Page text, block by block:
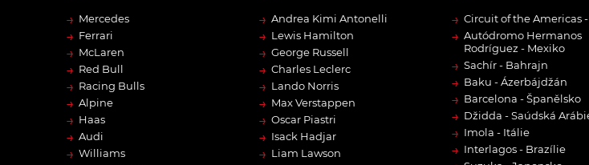
→ Mercedes
→ Ferrari
→ McLaren
→ Red Bull
→ Racing Bulls
→ Alpine
→ Haas
→ Audi
→ Williams
→ Andrea Kimi Antonelli
→ Lewis Hamilton
→ George Russell
→ Charles Leclerc
→ Lando Norris
→ Max Verstappen
→ Oscar Piastri
→ Isack Hadjar
→ Liam Lawson
→ Circuit of the Americas -
→ Autódromo Hermanos
Rodríguez - Mexiko
→ Sachír - Bahrajn
→ Baku - Ázerbájdžán
→ Barcelona - Španělsko
→ Džidda - Saúdská
→ Imola - Itálie
→ Interlagos - Brazílie